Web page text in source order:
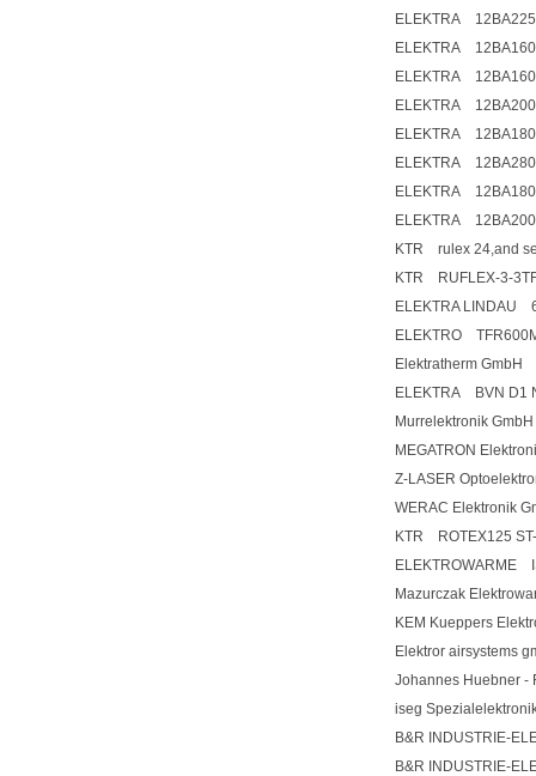
ELEKTRA
ELEKTRA
ELEKTRA
ELEKTRA
ELEKTRA
ELEKTRA
ELEKTRA
ELEKTRA
KTR rulex 24,and
KTR RUFLEX-3-
ELEKTRA LINDAU
ELEKTRO
Elektratherm
ELEKTRA BVN D1
Murrelektronik
MEGATRON
Z-LASER
WERAC Elektronik
KTR ROTEX125
ELEKTROWARME
Mazurczak
KEM Kueppers
Elektror airsystems
Johannes Huebner -
iseg
B&R INDUSTRIE-
B&R INDUSTRIE-